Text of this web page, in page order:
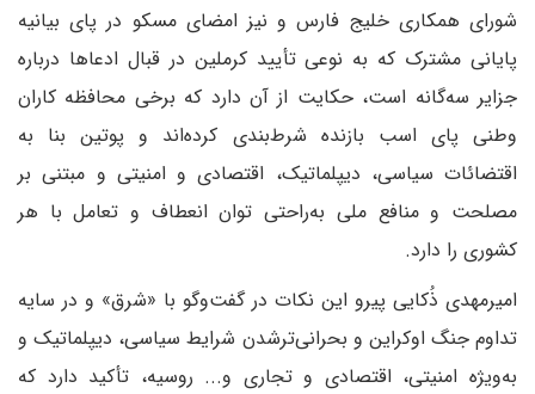
شورای همکاری خلیج فارس و نیز امضای مسکو در پای بیانیه
پایانی مشترک که به نوعی تأیید کرملین در قبال ادعاها درباره
جزایر سه‌گانه است، حکایت از آن دارد که برخی محافظه کاران
وطنی پای اسب بازنده شرط‌بندی کرده‌اند و پوتین بنا به
اقتضائات سیاسی، دیپلماتیک، اقتصادی و امنیتی و مبتنی بر
مصلحت و منافع ملی به‌راحتی توان انعطاف و تعامل با هر
کشوری را دارد.
امیرمهدی ذُکایی پیرو این نکات در گفت‌وگو با «شرق» و در سایه
تداوم جنگ اوکراین و بحرانی‌ترشدن شرایط سیاسی، دیپلماتیک و
به‌ویژه امنیتی، اقتصادی و تجاری و... روسیه، تأکید دارد که